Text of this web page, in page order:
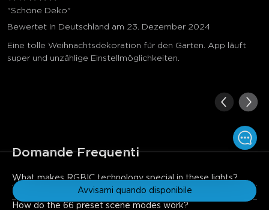
Avvisami quando disponibile
"Schöne Deko"
Bewertet in Deutschland am 23. Dezember 2024
Eine tolle Weihnachtsdekoration für den Garten. App läuft
super und unzählige Einstellmöglichkeiten.
Domande Frequenti
What makes RGBIC technology special in these lights?
RGBIC allows individual control of each LED, enabling advanced
effects like multicolor gradients, dynamic patterns, and pixel-
What voice assistants are supported?
How do the 66 preset scene modes work?